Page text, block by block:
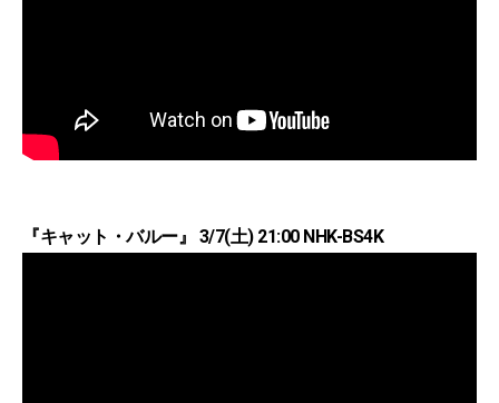
『キャット・バルー』 3/7(土) 21:00 NHK-BS4K